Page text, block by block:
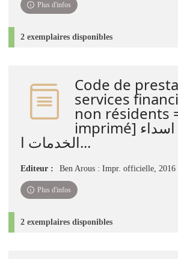
Plus d'infos
2 exemplaires disponibles
Code de
services
non résidents
imprimé] مجلة اسداء
الخدمات ا...
Editeur : Ben Arous : Impr. officielle, 2016
Plus d'infos
2 exemplaires disponibles